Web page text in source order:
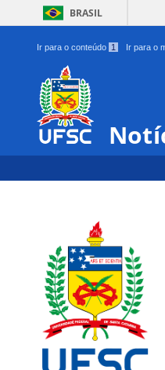
BRASIL
Ir para o conteúdo 1 Ir para o